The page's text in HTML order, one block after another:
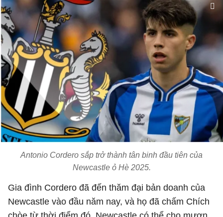
Antonio Cordero sắp trở thành tân binh đầu tiên của
Newcastle ỏ Hè 2025.
Gia đình Cordero đã đến thăm đại bản doanh của
Newcastle vào đầu năm nay, và họ đã chấm Chích